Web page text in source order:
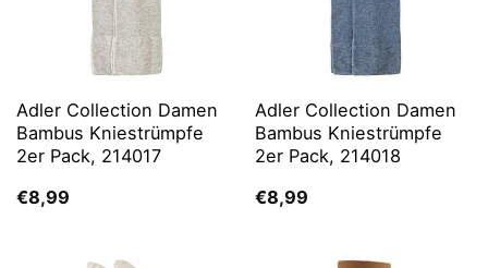
Adler Collection Damen
Bambus Kniestrümpfe
2er Pack, 214017
€8,99
Adler Collection Damen
Bambus Kniestrümpfe
2er Pack, 214018
€8,99